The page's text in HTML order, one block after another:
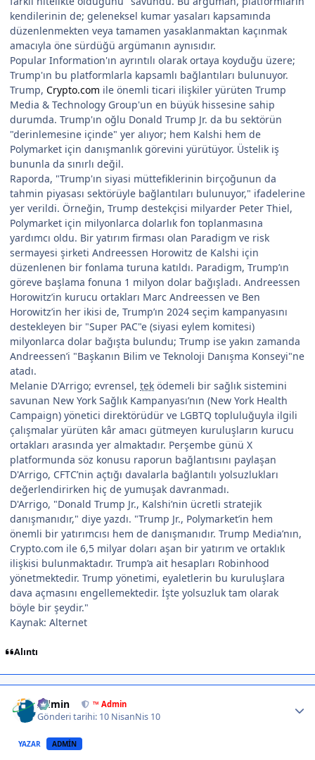
kendilerinin de; geleneksel kumar yasaları kapsamında
düzenlenmekten veya tamamen yasaklanmaktan kaçınmak
amacıyla öne sürdüğü argümanın aynısıdır.
Popular Information'ın ayrıntılı olarak ortaya koyduğu üzere;
Trump'ın bu platformlarla kapsamlı bağlantıları bulunuyor.
Trump, Crypto.com ile önemli ticari ilişkiler yürüten Trump
Media & Technology Group'un en büyük hissesine sahip
durumda. Trump'ın oğlu Donald Trump Jr. da bu sektörün
"derinlemesine içinde" yer alıyor; hem Kalshi hem de
Polymarket için danışmanlık görevini yürütüyor. Üstelik iş
bununla da sınırlı değil.
Raporda, "Trump'ın siyasi müttefiklerinin birçoğunun da
tahmin piyasası sektörüyle bağlantıları bulunuyor," ifadelerine
yer verildi. Örneğin, Trump destekçisi milyarder Peter Thiel,
Polymarket için milyonlarca dolarlık fon toplanmasına
yardımcı oldu. Bir yatırım firması olan Paradigm ve risk
sermayesi şirketi Andreessen Horowitz de Kalshi için
düzenlenen bir fonlama turuna katıldı. Paradigm, Trump’ın
göreve başlama fonuna 1 milyon dolar bağışladı. Andreessen
Horowitz’in kurucu ortakları Marc Andreessen ve Ben
Horowitz’in her ikisi de, Trump’ın 2024 seçim kampanyasını
destekleyen bir "Super PAC"e (siyasi eylem komitesi)
milyonlarca dolar bağışta bulundu; Trump ise yakın zamanda
Andreessen’i "Başkanın Bilim ve Teknoloji Danışma Konseyi"ne
atadı.
Melanie D'Arrigo; evrensel, tek ödemeli bir sağlık sistemini
savunan New York Sağlık Kampanyası’nın (New York Health
Campaign) yönetici direktörüdür ve LGBTQ topluluğuyla ilgili
çalışmalar yürüten kâr amacı gütmeyen kuruluşların kurucu
ortakları arasında yer almaktadır. Perşembe günü X
platformunda söz konusu raporun bağlantısını paylaşan
D'Arrigo, CFTC’nin açtığı davalarla bağlantılı yolsuzlukları
değerlendirirken hiç de yumuşak davranmadı.
D'Arrigo, "Donald Trump Jr., Kalshi’nin ücretli stratejik
danışmanıdır," diye yazdı. "Trump Jr., Polymarket’in hem
önemli bir yatırımcısı hem de danışmanıdır. Trump Media’nın,
Crypto.com ile 6,5 milyar doları aşan bir yatırım ve ortaklık
ilişkisi bulunmaktadır. Trump’a ait hesapları Robinhood
yönetmektedir. Trump yönetimi, eyaletlerin bu kuruluşlara
dava açmasını engellemektedir. İşte yolsuzluk tam olarak
böyle bir şeydir."
Kaynak: Alternet
Alıntı
Admin ™ Admin
Gönderi tarihi: 10 NisanNis 10
YAZAR ADMIN